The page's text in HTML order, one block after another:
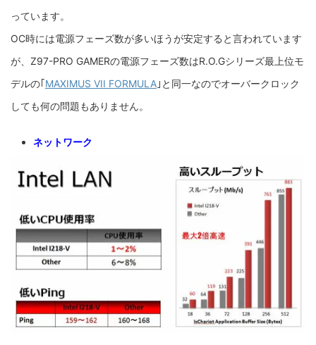
っています。
OC時には電源フェーズ数が多いほうが安定すると言われています
が、Z97-PRO GAMERの電源フェーズ数はR.O.Gシリーズ最上位モ
デルの｢MAXIMUS VII FORMULA ｣と同一なのでオーバークロック
しても何の問題もありません。
ネットワーク